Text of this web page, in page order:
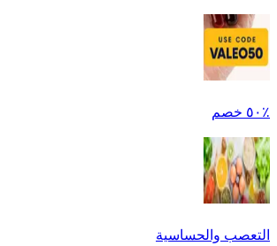
٪٥٠ خصم
التعصب والحساسية